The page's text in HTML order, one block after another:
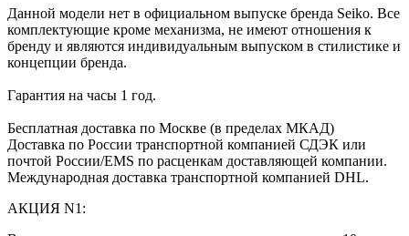
Данной модели нет в официальном выпуске бренда Seiko. Все
комплектующие кроме механизма, не имеют отношения к
бренду и являются индивидуальным выпуском в стилистике и
концепции бренда.
Гарантия на часы 1 год.
Бесплатная доставка по Москве (в пределах МКАД)
Доставка по России транспортной компанией СДЭК или
почтой России/EMS по расценкам доставляющей компании.
Международная доставка транспортной компанией DHL.
АКЦИЯ N1: